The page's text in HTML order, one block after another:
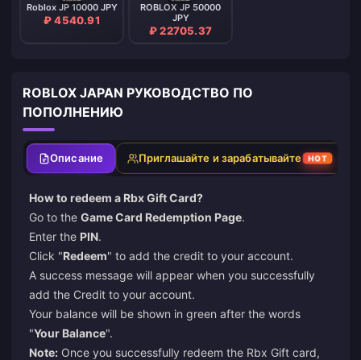
Roblox JP 10000 JPY
₽ 4540.91
ROBLOX JP 50000
JPY
₽ 22705.37
ROBLOX JAPAN РУКОВОДСТВО ПО
ПОПОЛНЕНИЮ
Описание Приглашайте и зарабатывайте HOT
How to redeem a Rbx Gift Card?
Go to the Game Card Redemption Page.
Enter the PIN.
Click "Redeem" to add the credit to your account.
A success message will appear when you successfully
add the Credit to your account.
Your balance will be shown in green after the words
"Your Balance".
Note: Once you successfully redeem the Rbx Gift card,